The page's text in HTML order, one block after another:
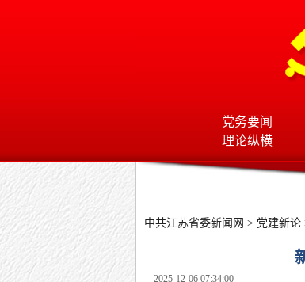
党务要闻
理论纵横
中共江苏省委新闻网 > 党建新论
2025-12-06 07:34:00